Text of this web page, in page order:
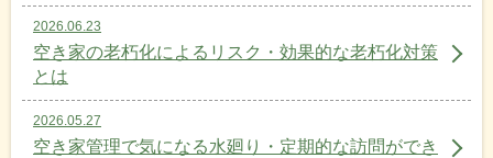
2026.06.23
空き家の老朽化によるリスク・効果的な老朽化対策
とは
2026.05.27
空き家管理で気になる水廻り・定期的な訪問ができ